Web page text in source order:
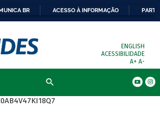
BR ACESSO À INFORMAÇÃO
ENGLISH
ACESSIBILIDADE
A+ A-